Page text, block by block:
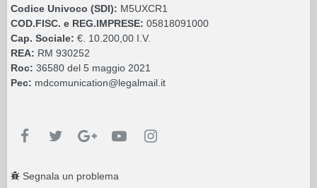
Codice Univoco (SDI): M5UXCR1
COD.FISC. e REG.IMPRESE: 05818091000
Cap. Sociale: €. 10.200,00 I.V.
REA: RM 930252
Roc: 36580 del 5 maggio 2021
Pec: mdcomunication@legalmail.it
Segnala un problema